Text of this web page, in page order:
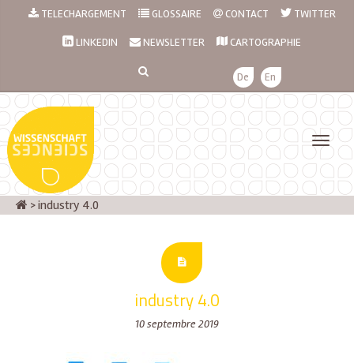
TELECHARGEMENT GLOSSAIRE CONTACT TWITTER
LINKEDIN NEWSLETTER CARTOGRAPHIE
De En
>industry 4.0
industry 4.0
10 septembre 2019